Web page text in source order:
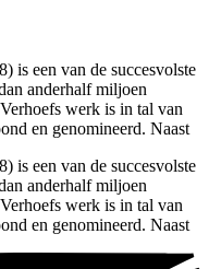
is een van de succesvolste
anderhalf miljoen
werk is in tal van
en genomineerd. Naast
is een van de succesvolste
anderhalf miljoen
werk is in tal van
en genomineerd. Naast